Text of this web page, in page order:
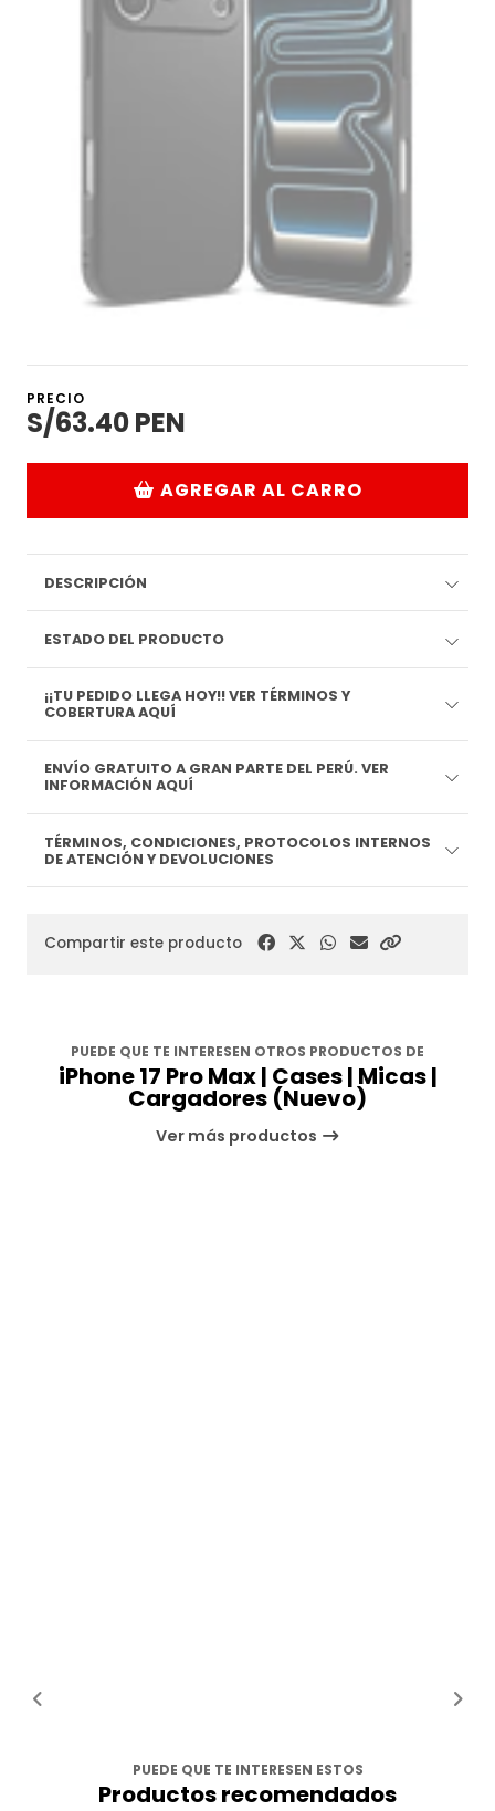
PRECIO
S/63.40 PEN
AGREGAR AL CARRO
DESCRIPCIÓN
ESTADO DEL PRODUCTO
¡¡TU PEDIDO LLEGA HOY!! VER TÉRMINOS Y
COBERTURA AQUÍ
ENVÍO GRATUITO A GRAN PARTE DEL PERÚ. VER
INFORMACIÓN AQUÍ
TÉRMINOS, CONDICIONES, PROTOCOLOS INTERNOS
DE ATENCIÓN Y DEVOLUCIONES
Compartir este producto
PUEDE QUE TE INTERESEN OTROS PRODUCTOS DE
iPhone 17 Pro Max | Cases | Micas |
Cargadores (Nuevo)
Ver más productos
PUEDE QUE TE INTERESEN ESTOS
Productos recomendados